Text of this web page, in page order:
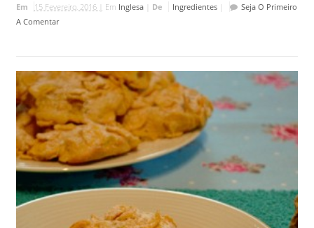
Em 15 Fevereiro, 2016 | Em Inglesa| De Ingredientes|
Seja O Primeiro
A Comentar